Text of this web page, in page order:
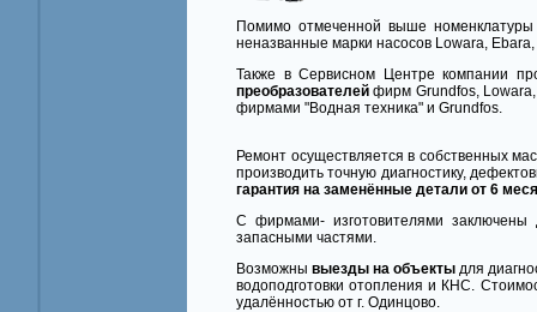
Помимо отмеченной выше
неназванные марки насосов Lowara,
Также в Сервисном Центре компании
преобразователей фирм Grundfos,
фирмами "Водная техника" и Grundfos.
Ремонт осуществляется в собственных
производить точную диагностику,
гарантия на заменённые детали от 6
С фирмами- изготовителями заключены
запасными частями.
Возможны выезды на объекты для
водоподготовки отопления и КНС.
удалённостью от г. Одинцово.